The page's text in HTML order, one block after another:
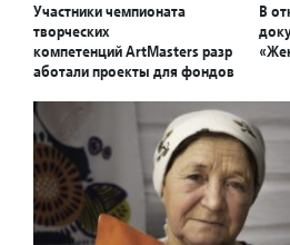
Участники чемпионата
творческих
компетенций ArtMasters разр
аботали проекты для фондов
В